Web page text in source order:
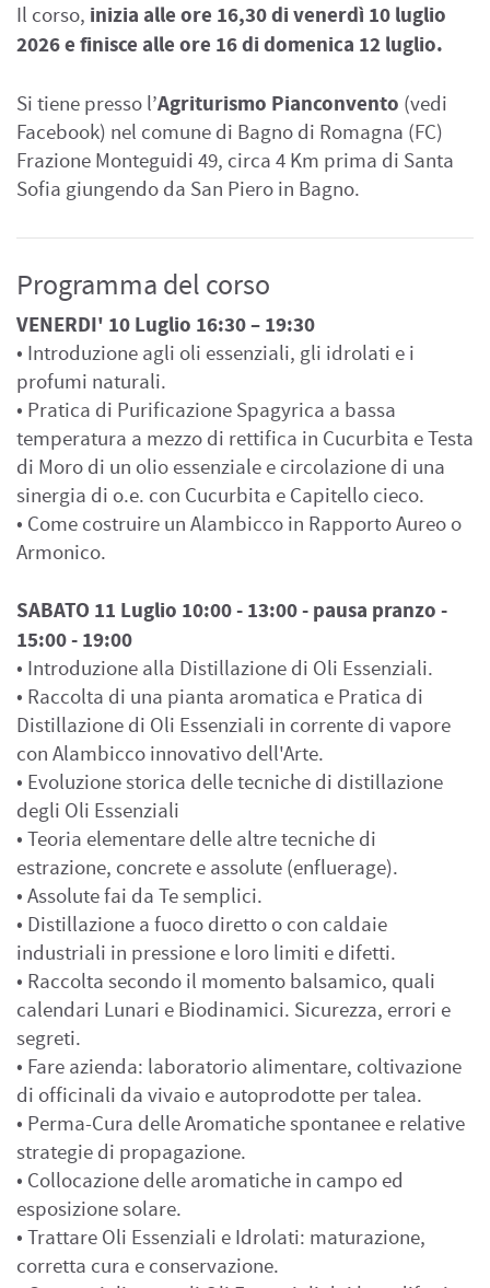
Il corso, inizia alle ore 16,30 di venerdì 10 luglio
2026 e finisce alle ore 16 di domenica 12 luglio.
Si tiene presso l’Agriturismo Pianconvento (vedi
Facebook) nel comune di Bagno di Romagna (FC)
Frazione Monteguidi 49, circa 4 Km prima di Santa
Sofia giungendo da San Piero in Bagno.
Programma del corso
VENERDI' 10 Luglio 16:30 – 19:30
• Introduzione agli oli essenziali, gli idrolati e i
profumi naturali.
• Pratica di Purificazione Spagyrica a bassa
temperatura a mezzo di rettifica in Cucurbita e Testa
di Moro di un olio essenziale e circolazione di una
sinergia di o.e. con Cucurbita e Capitello cieco.
• Come costruire un Alambicco in Rapporto Aureo o
Armonico.
SABATO 11 Luglio 10:00 - 13:00 - pausa pranzo -
15:00 - 19:00
• Introduzione alla Distillazione di Oli Essenziali.
• Raccolta di una pianta aromatica e Pratica di
Distillazione di Oli Essenziali in corrente di vapore
con Alambicco innovativo dell'Arte.
• Evoluzione storica delle tecniche di distillazione
degli Oli Essenziali
• Teoria elementare delle altre tecniche di
estrazione, concrete e assolute (enfluerage).
• Assolute fai da Te semplici.
• Distillazione a fuoco diretto o con caldaie
industriali in pressione e loro limiti e difetti.
• Raccolta secondo il momento balsamico, quali
calendari Lunari e Biodinamici. Sicurezza, errori e
segreti.
• Fare azienda: laboratorio alimentare, coltivazione
di officinali da vivaio e autoprodotte per talea.
• Perma-Cura delle Aromatiche spontanee e relative
strategie di propagazione.
• Collocazione delle aromatiche in campo ed
esposizione solare.
• Trattare Oli Essenziali e Idrolati: maturazione,
corretta cura e conservazione.